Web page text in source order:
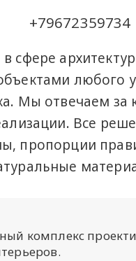
+79672359734
сфере
любого
Мы отвечаем за
Все
пропорции
комплекс